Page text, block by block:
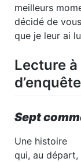
meilleurs
décidé de
que je leur ai
Lecture
Sept
Une histoire
qui, au départ,